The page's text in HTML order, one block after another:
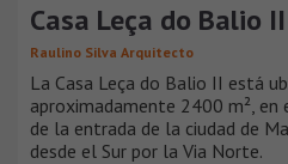
Casa Leça do Balio II
Raulino Silva Arquitecto
La Casa Leça do Balio II está
aproximadamente 2400 m², en
de la entrada de la ciudad de
desde el Sur por la Via Norte.